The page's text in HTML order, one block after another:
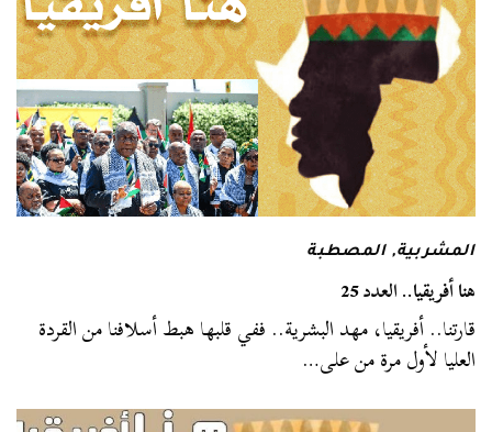
المشربية,المصطبة
هنا أفريقيا.. العدد 25
قارتنا.. أفريقيا، مهد البشرية.. ففي قلبها هبط أسلافنا من القردة
العليا لأول مرة من على…